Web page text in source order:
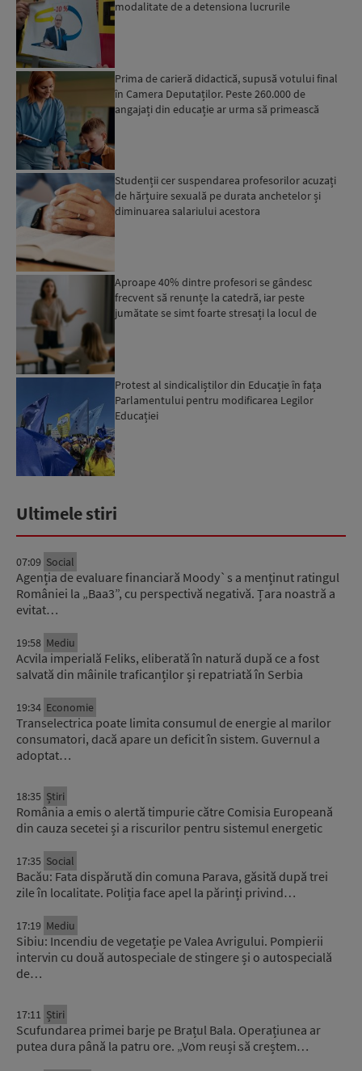
modalitate de a detensiona lucrurile
Prima de carieră didactică, supusă votului final
în Camera Deputaților. Peste 260.000 de
angajați din educație ar urma să primească
Studenții cer suspendarea profesorilor acuzați
de hărțuire sexuală pe durata anchetelor și
diminuarea salariului acestora
Aproape 40% dintre profesori se gândesc
frecvent să renunțe la catedră, iar peste
jumătate se simt foarte stresați la locul de
Protest al sindicaliștilor din Educație în fața
Parlamentului pentru modificarea Legilor
Educației
Ultimele stiri
07:09 Social
Agenția de evaluare financiară Moody`s a menținut ratingul
României la „Baa3”, cu perspectivă negativă. Țara noastră a
evitat…
19:58 Mediu
Acvila imperială Feliks, eliberată în natură după ce a fost
salvată din mâinile traficanților și repatriată în Serbia
19:34 Economie
Transelectrica poate limita consumul de energie al marilor
consumatori, dacă apare un deficit în sistem. Guvernul a
adoptat…
18:35 Știri
România a emis o alertă timpurie către Comisia Europeană
din cauza secetei și a riscurilor pentru sistemul energetic
17:35 Social
Bacău: Fata dispărută din comuna Parava, găsită după trei
zile în localitate. Poliția face apel la părinți privind…
17:19 Mediu
Sibiu: Incendiu de vegetație pe Valea Avrigului. Pompierii
intervin cu două autospeciale de stingere și o autospecială
de…
17:11 Știri
Scufundarea primei barje pe Brațul Bala. Operațiunea ar
putea dura până la patru ore. „Vom reuși să creștem…